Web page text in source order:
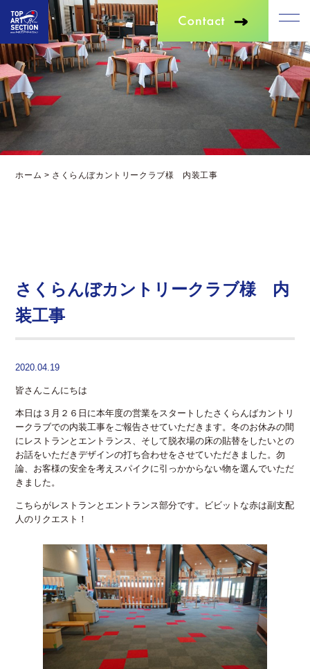
ホーム > さくらんぼカントリークラブ様 内装工事
さくらんぼカントリークラブ様 内
装工事
2020.04.19
皆さんこんにちは
本日は３月２６日に本年度の営業をスタートしたさくらんばカントリ
ークラブでの内装工事をご報告させていただきます。冬のお休みの間
にレストランとエントランス、そして脱衣場の床の貼替をしたいとの
お話をいただきデザインの打ち合わせをさせていただきました。勿
論、お客様の安全を考えスパイクに引っかからない物を選んでいただ
きました。
こちらがレストランとエントランス部分です。ビビットな赤は副支配
人のリクエスト！